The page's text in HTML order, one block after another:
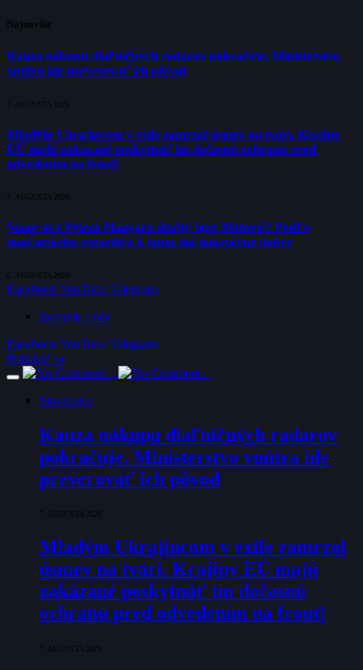
Najnovšie
Kauza nákupu diaľničných radarov pokračuje. Ministerstvo
vnútra ide preverovať ich pôvod
7. AUGUSTA 2026
Mladým Ukrajincom v exile zamrzol úsmev na tvári. Krajiny
EÚ majú zakázané poskytnúť im dočasnú ochranu pred
odvedením na front!
7. AUGUSTA 2026
Stane sa z Pétera Magyara druhý Igor Matovič? Podľa
maďarského reportéra k tomu má nakročené dobre
6. AUGUSTA 2026
FacebookYouTube Telegram
Inzerujte u nás
FacebookYouTube Telegram
Prihlásiť sa
Slovensko
Kauza nákupu diaľničných radarov
pokračuje. Ministerstvo vnútra ide
preverovať ich pôvod
7. AUGUSTA 2026
Mladým Ukrajincom v exile zamrzol
úsmev na tvári. Krajiny EÚ majú
zakázané poskytnúť im dočasnú
ochranu pred odvedením na front!
7. AUGUSTA 2026